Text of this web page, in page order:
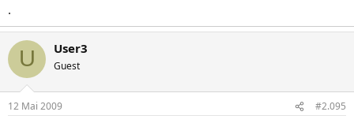
.
U User3
Guest
12 Mai 2009 #2.095